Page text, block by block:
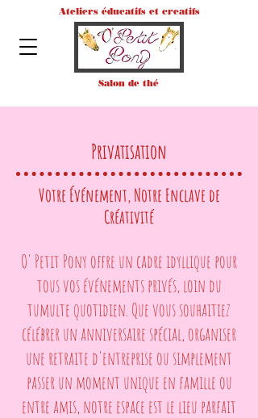
Ateliers éducatifs et creatifs
Salon de thé
Privatisation
Votre Événement, Notre Enclave de
Créativité
O' Petit Pony offre un cadre idyllique pour
tous vos événements privés, loin du
tumulte quotidien. Que vous souhaitiez
célébrer un anniversaire spécial, organiser
une retraite d'entreprise ou simplement
passer un moment unique en famille ou
entre amis, notre espace est le lieu parfait